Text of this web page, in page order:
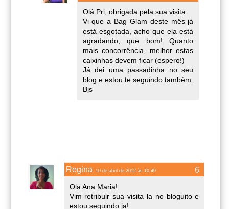
Olá Pri, obrigada pela sua visita.
Vi que a Bag Glam deste mês já
está esgotada, acho que ela está
agradando, que bom! Quanto
mais concorrência, melhor estas
caixinhas devem ficar (espero!)
Já dei uma passadinha no seu
blog e estou te seguindo também.
Bjs
Regina 10 de abril de 2012 às 10:49
Ola Ana Maria!
Vim retribuir sua visita la no bloguito e
estou seguindo ja!